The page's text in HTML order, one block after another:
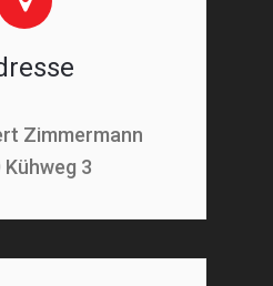
Zimmermann
Kühweg 3